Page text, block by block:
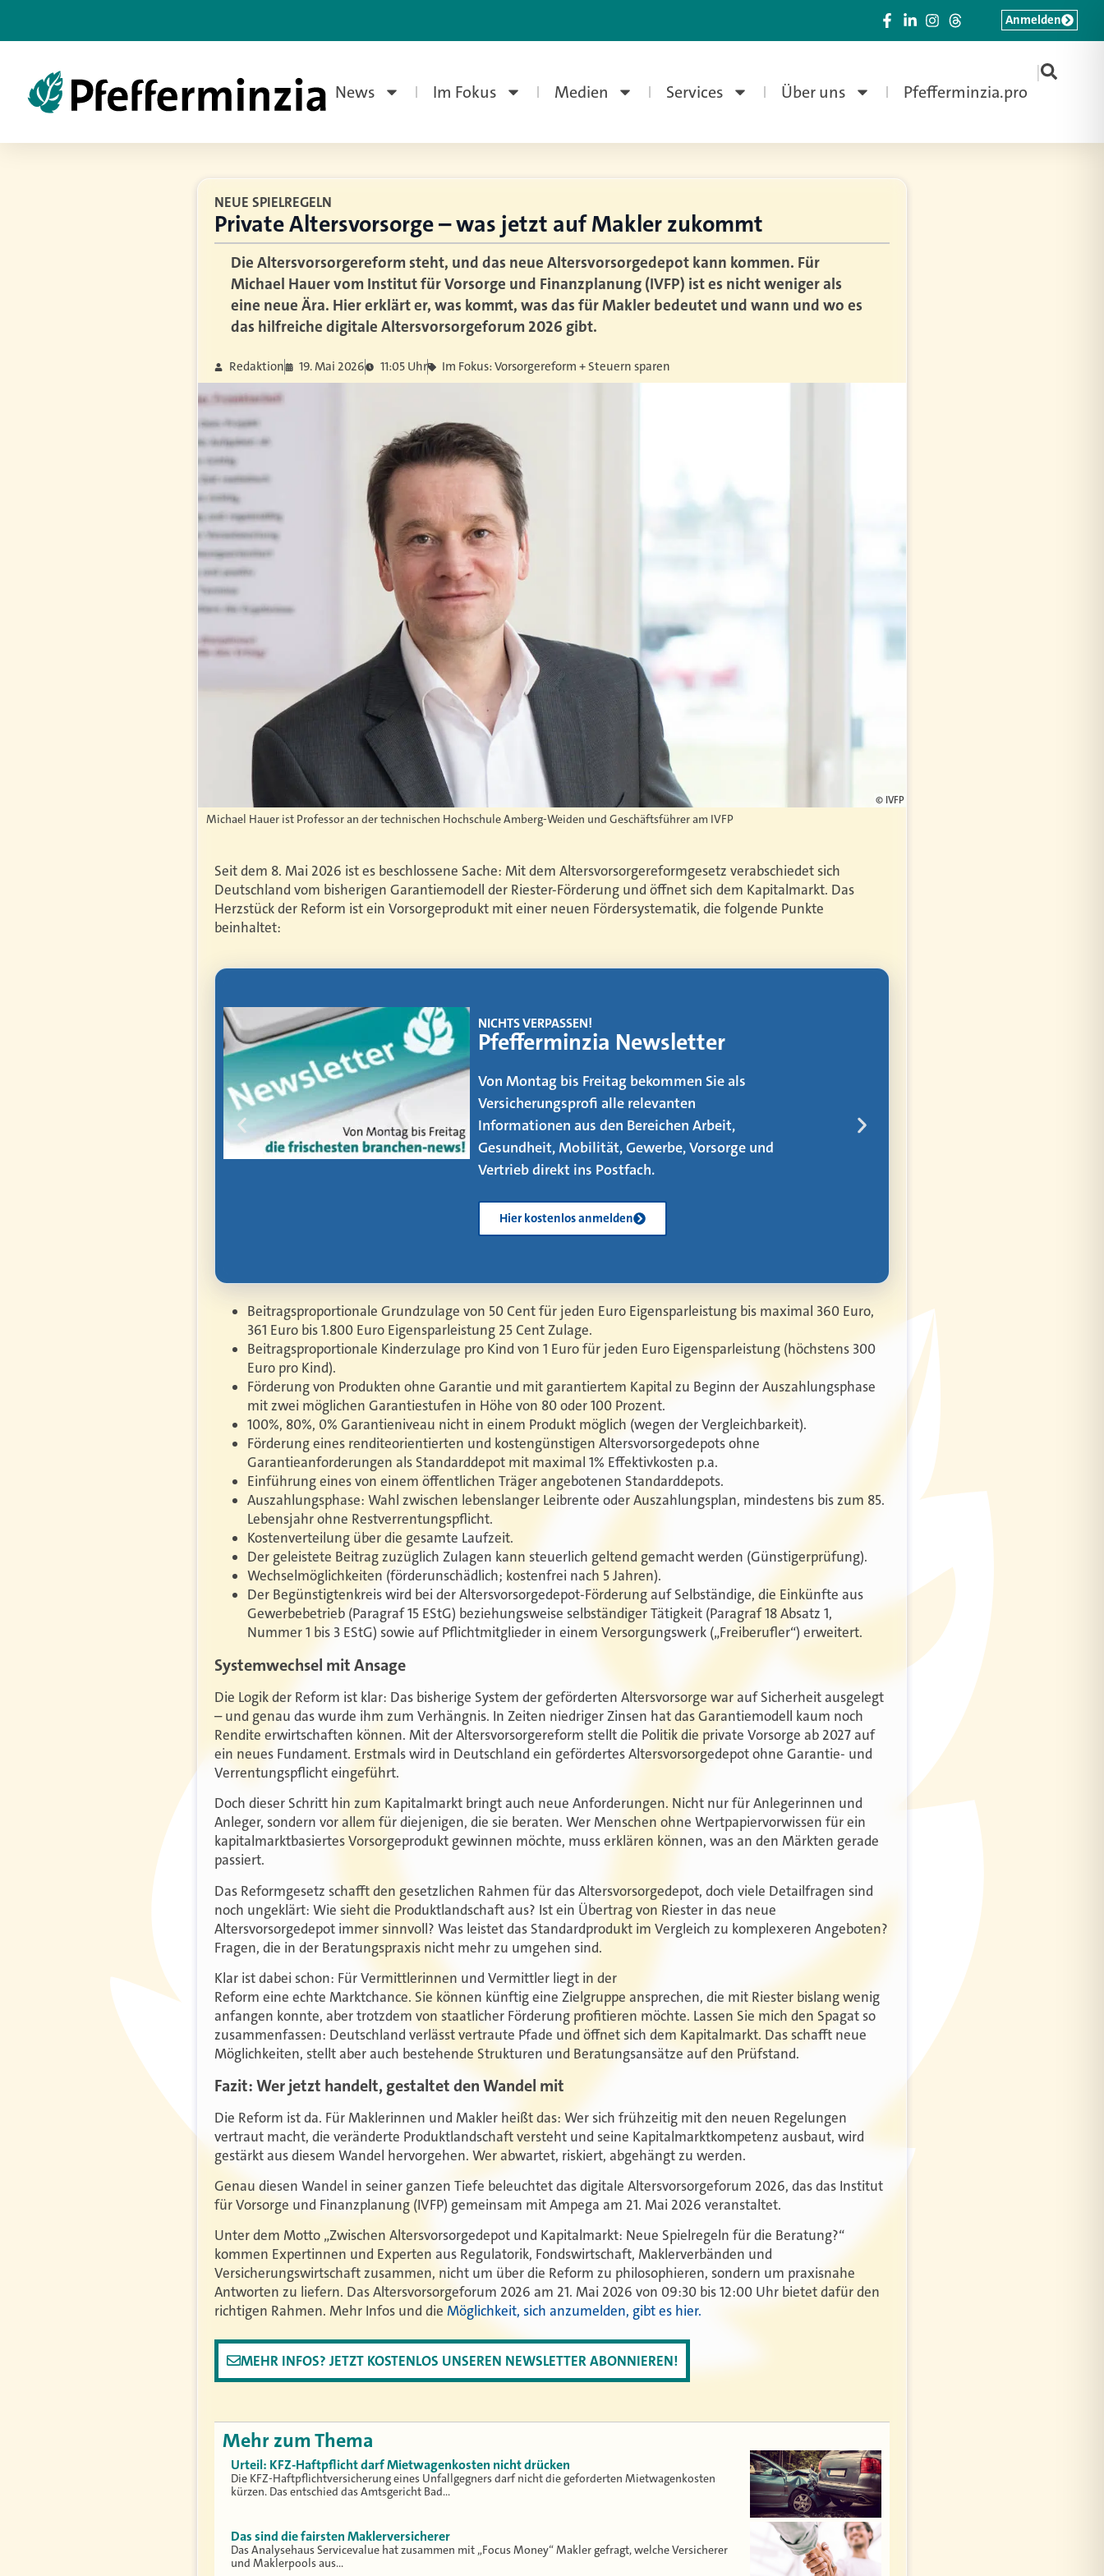
News Im Fokus Medien Services Über uns Pfefferminzia.pro
|
Anmelden
NEUE SPIELREGELN
Private Altersvorsorge – was jetzt auf Makler zukommt
Die Altersvorsorgereform steht, und das neue Altersvorsorgedepot kann kommen. Für
Michael Hauer vom Institut für Vorsorge und Finanzplanung (IVFP) ist es nicht weniger als
eine neue Ära. Hier erklärt er, was kommt, was das für Makler bedeutet und wann und wo es
das hilfreiche digitale Altersvorsorgeforum 2026 gibt.
Redaktion 19. Mai 2026 11:05 Uhr Im Fokus: Vorsorgereform + Steuern sparen
© IVFP
Michael Hauer ist Professor an der technischen Hochschule Amberg-Weiden und Geschäftsführer am IVFP
Seit dem 8. Mai 2026 ist es beschlossene Sache: Mit dem Altersvorsorgereformgesetz verabschiedet sich
Deutschland vom bisherigen Garantiemodell der Riester-Förderung und öffnet sich dem Kapitalmarkt. Das
Herzstück der Reform ist ein Vorsorgeprodukt mit einer neuen Fördersystematik, die folgende Punkte
beinhaltet:
EMAGAZIN
Makler werden
Der Weg vom AOler und Strukturvertriebler
zum Makler ist kein leichter. Was es dafür alles
zu beachten gibt, erfahren Sie in unserem
neuen eMagazin – jetzt mit vier neuen
Artikeln!
Kostenlos herunterladen
Beitragsproportionale Grundzulage von 50 Cent für jeden Euro Eigensparleistung bis maximal 360 Euro,
361 Euro bis 1.800 Euro Eigensparleistung 25 Cent Zulage.
Beitragsproportionale Kinderzulage pro Kind von 1 Euro für jeden Euro Eigensparleistung (höchstens 300
Euro pro Kind).
Förderung von Produkten ohne Garantie und mit garantiertem Kapital zu Beginn der Auszahlungsphase
mit zwei möglichen Garantiestufen in Höhe von 80 oder 100 Prozent.
100%, 80%, 0% Garantieniveau nicht in einem Produkt möglich (wegen der Vergleichbarkeit).
Förderung eines renditeorientierten und kostengünstigen Altersvorsorgedepots ohne
Garantieanforderungen als Standarddepot mit maximal 1% Effektivkosten p.a.
Einführung eines von einem öffentlichen Träger angebotenen Standarddepots.
Auszahlungsphase: Wahl zwischen lebenslanger Leibrente oder Auszahlungsplan, mindestens bis zum 85.
Lebensjahr ohne Restverrentungspflicht.
Kostenverteilung über die gesamte Laufzeit.
Der geleistete Beitrag zuzüglich Zulagen kann steuerlich geltend gemacht werden (Günstigerprüfung).
Wechselmöglichkeiten (förderunschädlich; kostenfrei nach 5 Jahren).
Der Begünstigtenkreis wird bei der Altersvorsorgedepot-Förderung auf Selbständige, die Einkünfte aus
Gewerbebetrieb (Paragraf 15 EStG) beziehungsweise selbständiger Tätigkeit (Paragraf 18 Absatz 1,
Nummer 1 bis 3 EStG) sowie auf Pflichtmitglieder in einem Versorgungswerk („Freiberufler“) erweitert.
Systemwechsel mit Ansage
Die Logik der Reform ist klar: Das bisherige System der geförderten Altersvorsorge war auf Sicherheit ausgelegt
– und genau das wurde ihm zum Verhängnis. In Zeiten niedriger Zinsen hat das Garantiemodell kaum noch
Rendite erwirtschaften können. Mit der Altersvorsorgereform stellt die Politik die private Vorsorge ab 2027 auf
ein neues Fundament. Erstmals wird in Deutschland ein gefördertes Altersvorsorgedepot ohne Garantie- und
Verrentungspflicht eingeführt.
Doch dieser Schritt hin zum Kapitalmarkt bringt auch neue Anforderungen. Nicht nur für Anlegerinnen und
Anleger, sondern vor allem für diejenigen, die sie beraten. Wer Menschen ohne Wertpapiervorwissen für ein
kapitalmarktbasiertes Vorsorgeprodukt gewinnen möchte, muss erklären können, was an den Märkten gerade
passiert.
Das Reformgesetz schafft den gesetzlichen Rahmen für das Altersvorsorgedepot, doch viele Detailfragen sind
noch ungeklärt: Wie sieht die Produktlandschaft aus? Ist ein Übertrag von Riester in das neue
Altersvorsorgedepot immer sinnvoll? Was leistet das Standardprodukt im Vergleich zu komplexeren Angeboten?
Fragen, die in der Beratungspraxis nicht mehr zu umgehen sind.
Klar ist dabei schon: Für Vermittlerinnen und Vermittler liegt in der
Reform eine echte Marktchance. Sie können künftig eine Zielgruppe ansprechen, die mit Riester bislang wenig
anfangen konnte, aber trotzdem von staatlicher Förderung profitieren möchte. Lassen Sie mich den Spagat so
zusammenfassen: Deutschland verlässt vertraute Pfade und öffnet sich dem Kapitalmarkt. Das schafft neue
Möglichkeiten, stellt aber auch bestehende Strukturen und Beratungsansätze auf den Prüfstand.
Fazit: Wer jetzt handelt, gestaltet den Wandel mit
Die Reform ist da. Für Maklerinnen und Makler heißt das: Wer sich frühzeitig mit den neuen Regelungen
vertraut macht, die veränderte Produktlandschaft versteht und seine Kapitalmarktkompetenz ausbaut, wird
gestärkt aus diesem Wandel hervorgehen. Wer abwartet, riskiert, abgehängt zu werden.
Genau diesen Wandel in seiner ganzen Tiefe beleuchtet das digitale Altersvorsorgeforum 2026, das das Institut
für Vorsorge und Finanzplanung (IVFP) gemeinsam mit Ampega am 21. Mai 2026 veranstaltet.
Unter dem Motto „Zwischen Altersvorsorgedepot und Kapitalmarkt: Neue Spielregeln für die Beratung?“
kommen Expertinnen und Experten aus Regulatorik, Fondswirtschaft, Maklerverbänden und
Versicherungswirtschaft zusammen, nicht um über die Reform zu philosophieren, sondern um praxisnahe
Antworten zu liefern. Das Altersvorsorgeforum 2026 am 21. Mai 2026 von 09:30 bis 12:00 Uhr bietet dafür den
richtigen Rahmen. Mehr Infos und die Möglichkeit, sich anzumelden, gibt es hier.
MEHR INFOS? JETZT KOSTENLOS UNSEREN NEWSLETTER ABONNIEREN!
Mehr zum Thema
Urteil: KFZ-Haftpflicht darf Mietwagenkosten nicht drücken
Die KFZ-Haftpflichtversicherung eines Unfallgegners darf nicht die geforderten Mietwagenkosten
kürzen. Das entschied das Amtsgericht Bad…
Das sind die fairsten Maklerversicherer
Das Analysehaus Servicevalue hat zusammen mit „Focus Money“ Makler gefragt, welche Versicherer
und Maklerpools aus…